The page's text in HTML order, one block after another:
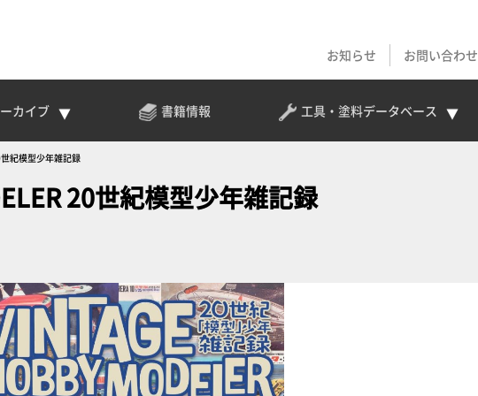
お知らせ
お問い合わせ
カイブ 書籍情報 工具・塗料データベース
紀模型少年雑記録
20世紀模型少年雑記録